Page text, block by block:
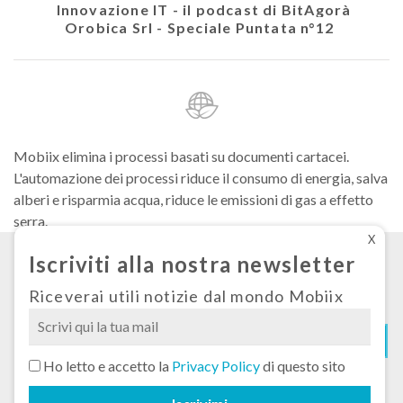
Innovazione IT - il podcast di BitAgorà
Orobica Srl - Speciale Puntata n°12
Mobiix elimina i processi basati su documenti cartacei.
L'automazione dei processi riduce il consumo di energia, salva
alberi e risparmia acqua, riduce le emissioni di gas a effetto
serra.
Condizioni generali di fornitura
Privacy
X
Iscriviti alla nostra newsletter
Riceverai utili notizie dal mondo Mobiix
Si
prega
Ho letto e accetto la Privacy Policydi questo sito